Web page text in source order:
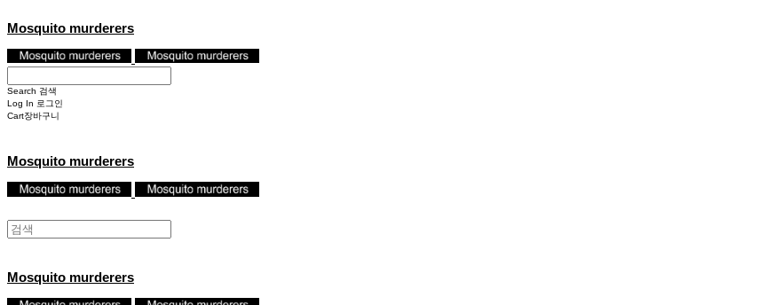
Mosquito murderers
Search 검색
Log In 로그인
Cart장바구니
Mosquito murderers
Mosquito murderers